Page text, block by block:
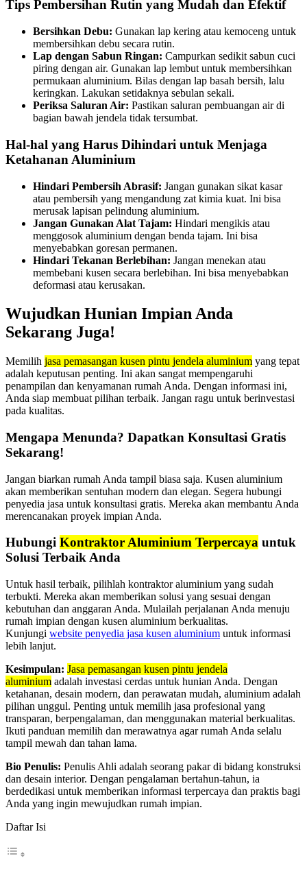
Tips Pembersihan Rutin yang Mudah dan Efektif
Bersihkan Debu: Gunakan lap kering atau kemoceng untuk
membersihkan debu secara rutin.
Lap dengan Sabun Ringan: Campurkan sedikit sabun cuci
piring dengan air. Gunakan lap lembut untuk membersihkan
permukaan aluminium. Bilas dengan lap basah bersih, lalu
keringkan. Lakukan setidaknya sebulan sekali.
Periksa Saluran Air: Pastikan saluran pembuangan air di
bagian bawah jendela tidak tersumbat.
Hal-hal yang Harus Dihindari untuk Menjaga
Ketahanan Aluminium
Hindari Pembersih Abrasif: Jangan gunakan sikat kasar
atau pembersih yang mengandung zat kimia kuat. Ini bisa
merusak lapisan pelindung aluminium.
Jangan Gunakan Alat Tajam: Hindari mengikis atau
menggosok aluminium dengan benda tajam. Ini bisa
menyebabkan goresan permanen.
Hindari Tekanan Berlebihan: Jangan menekan atau
membebani kusen secara berlebihan. Ini bisa menyebabkan
deformasi atau kerusakan.
Wujudkan Hunian Impian Anda
Sekarang Juga!
Memilih jasa pemasangan kusen pintu jendela aluminium yang tepat
adalah keputusan penting. Ini akan sangat mempengaruhi
penampilan dan kenyamanan rumah Anda. Dengan informasi ini,
Anda siap membuat pilihan terbaik. Jangan ragu untuk berinvestasi
pada kualitas.
Mengapa Menunda? Dapatkan Konsultasi Gratis
Sekarang!
Jangan biarkan rumah Anda tampil biasa saja. Kusen aluminium
akan memberikan sentuhan modern dan elegan. Segera hubungi
penyedia jasa untuk konsultasi gratis. Mereka akan membantu Anda
merencanakan proyek impian Anda.
Hubungi Kontraktor Aluminium Terpercaya untuk
Solusi Terbaik Anda
Untuk hasil terbaik, pilihlah kontraktor aluminium yang sudah
terbukti. Mereka akan memberikan solusi yang sesuai dengan
kebutuhan dan anggaran Anda. Mulailah perjalanan Anda menuju
rumah impian dengan kusen aluminium berkualitas.
Kunjungi website penyedia jasa kusen aluminium untuk informasi
lebih lanjut.
Kesimpulan: Jasa pemasangan kusen pintu jendela
aluminium adalah investasi cerdas untuk hunian Anda. Dengan
ketahanan, desain modern, dan perawatan mudah, aluminium adalah
pilihan unggul. Penting untuk memilih jasa profesional yang
transparan, berpengalaman, dan menggunakan material berkualitas.
Ikuti panduan memilih dan merawatnya agar rumah Anda selalu
tampil mewah dan tahan lama.
Bio Penulis: Penulis Ahli adalah seorang pakar di bidang konstruksi
dan desain interior. Dengan pengalaman bertahun-tahun, ia
berdedikasi untuk memberikan informasi terpercaya dan praktis bagi
Anda yang ingin mewujudkan rumah impian.
Daftar Isi